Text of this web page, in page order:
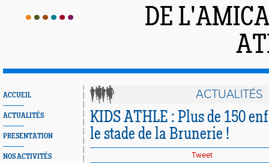
DE
ACCUEIL
ACTUALITÉS
PRESENTATION
NOS ACTIVITÉS
ACTUALITÉS
KIDS ATHLE : Plus de 150
le stade de la Brunerie !
Tweet